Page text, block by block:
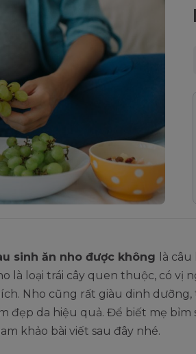
sinh ăn nho được không
là
là loại trái cây quen thuộc, có vị
Nho cũng rất giàu dinh dưỡng,
đẹp da hiệu quả. Để biết mẹ
khảo bài viết sau đây nhé.